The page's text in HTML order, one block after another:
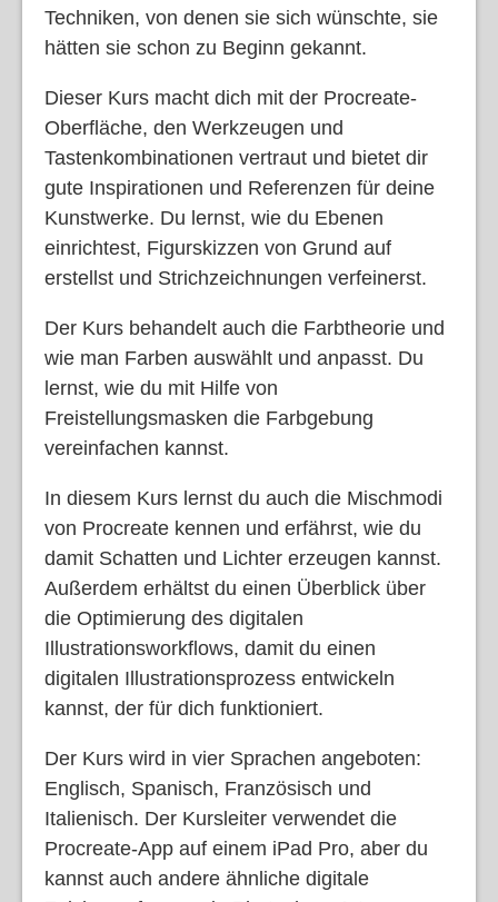
Techniken, von denen sie sich wünschte, sie
hätten sie schon zu Beginn gekannt.
Dieser Kurs macht dich mit der Procreate-
Oberfläche, den Werkzeugen und
Tastenkombinationen vertraut und bietet dir
gute Inspirationen und Referenzen für deine
Kunstwerke. Du lernst, wie du Ebenen
einrichtest, Figurskizzen von Grund auf
erstellst und Strichzeichnungen verfeinerst.
Der Kurs behandelt auch die Farbtheorie und
wie man Farben auswählt und anpasst. Du
lernst, wie du mit Hilfe von
Freistellungsmasken die Farbgebung
vereinfachen kannst.
In diesem Kurs lernst du auch die Mischmodi
von Procreate kennen und erfährst, wie du
damit Schatten und Lichter erzeugen kannst.
Außerdem erhältst du einen Überblick über
die Optimierung des digitalen
Illustrationsworkflows, damit du einen
digitalen Illustrationsprozess entwickeln
kannst, der für dich funktioniert.
Der Kurs wird in vier Sprachen angeboten:
Englisch, Spanisch, Französisch und
Italienisch. Der Kursleiter verwendet die
Procreate-App auf einem iPad Pro, aber du
kannst auch andere ähnliche digitale